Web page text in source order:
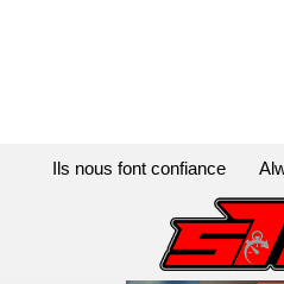
Ils nous font confiance